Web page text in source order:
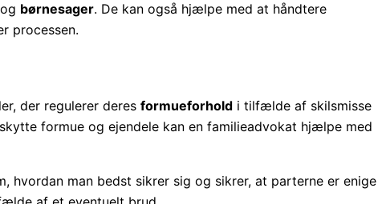
børnesager. De kan også hjælpe med at håndtere
processen.
der regulerer deres formueforhold i tilfælde af skilsmisse
formue og ejendele kan en familieadvokat hjælpe med
hvordan man bedst sikrer sig og sikrer, at parterne er enige